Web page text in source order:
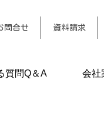
問合せ 資料請求
質問Q＆A 会社